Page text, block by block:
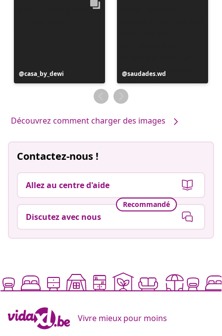
Publication
publiée
casa_by_dewi
Publication
publiée
par
saudades.wd
Découvrez comment charger des images
Contactez-nous !
Allez au centre d'aide
Recommandé
Discutez avec nous
Vivre mieux pour moins